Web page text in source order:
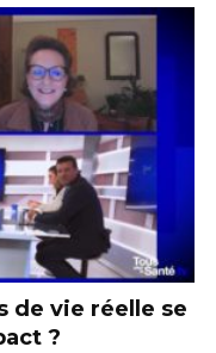
de vie réelle se
?